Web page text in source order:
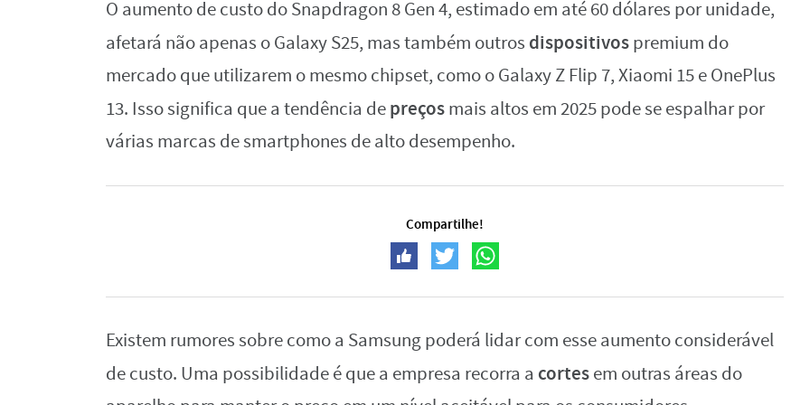
O aumento de custo do Snapdragon 8 Gen 4, estimado em até 60 dólares por unidade,
afetará não apenas o Galaxy S25, mas também outros dispositivospremium do
mercado que utilizarem o mesmo chipset, como o Galaxy Z Flip 7, Xiaomi 15 e OnePlus
13. Isso significa que a tendência depreçosmais altos em 2025 pode se espalhar por
várias marcas de smartphones de alto desempenho.
Compartilhe!
Existem rumores sobre como a Samsung poderá lidar com esse aumento considerável
de custo. Uma possibilidade é que a empresa recorra a cortesem outras áreas do